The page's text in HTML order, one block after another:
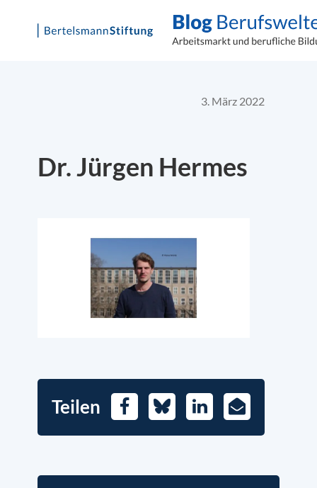
3. März 2022
Dr. Jürgen Hermes
Teilen FacebookBlueskyLinkedIn
E-
Mail